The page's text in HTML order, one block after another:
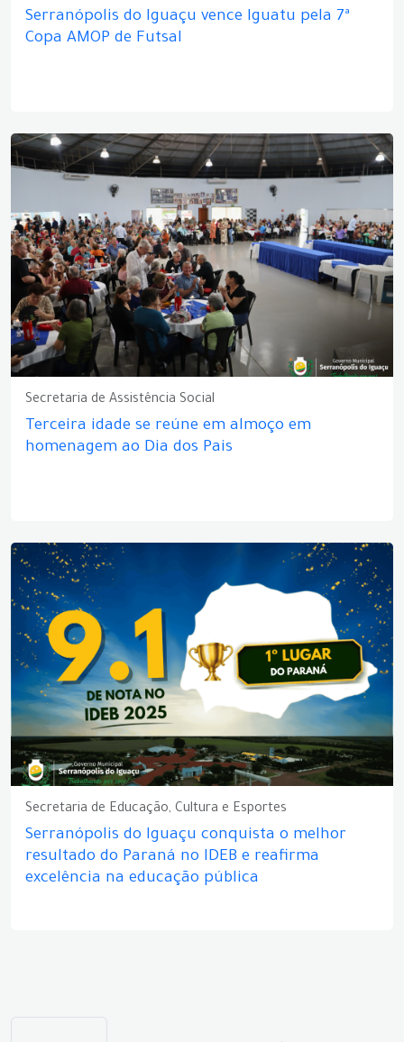
Serranópolis do Iguaçu vence Iguatu pela 7ª
Copa AMOP de Futsal
Secretaria de Assistência Social
Terceira idade se reúne em almoço em
homenagem ao Dia dos Pais
Secretaria de Educação, Cultura e Esportes
Serranópolis do Iguaçu conquista o melhor
resultado do Paraná no IDEB e reafirma
excelência na educação pública